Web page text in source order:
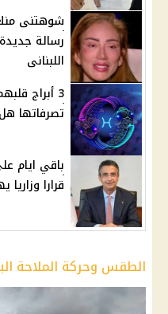
شوهتنى
رسالة
اللبنانى
3 أبراج
تصرفاتها
باقي ايام
قرارا
الطقس وحركة الملاحة